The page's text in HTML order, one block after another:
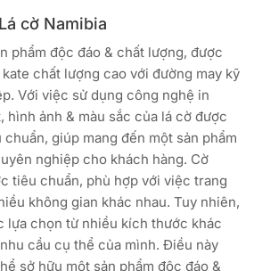
cờ Namibia
phẩm độc đáo & chất lượng, được
chất lượng cao với đường may kỹ
Với việc sử dụng công nghệ in
ảnh & màu sắc của lá cờ được
giúp mang đến một sản phẩm
nghiệp cho khách hàng. Cờ
tiêu chuẩn, phù hợp với việc trang
không gian khác nhau. Tuy nhiên,
lựa chọn từ nhiều kích thước khác
cầu cụ thể của mình. Điều này
sở hữu một sản phẩm độc đáo &